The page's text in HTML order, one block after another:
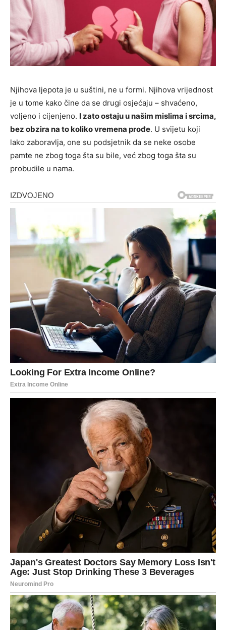
Njihova ljepota je u suštini, ne u formi. Njihova vrijednost
je u tome kako čine da se drugi osjećaju – shvaćeno,
voljeno i cijenjeno. I zato ostaju u našim mislima i srcima,
bez obzira na to koliko vremena prođe. U svijetu koji
lako zaboravlja, one su podsjetnik da se neke osobe
pamte ne zbog toga šta su bile, već zbog toga šta su
probudile u nama.